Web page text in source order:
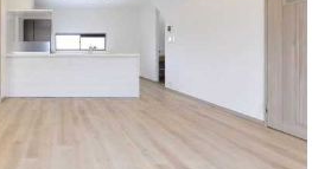
#ガラスブロック
#こだわりキッチン
#作り付けの家具 #あえて古材